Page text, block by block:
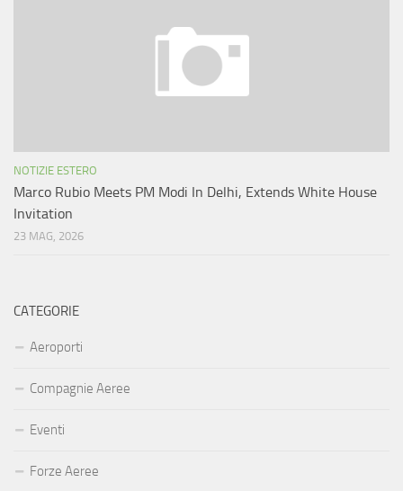
NOTIZIE ESTERO
Marco Rubio Meets PM Modi In Delhi, Extends White House
Invitation
23 MAG, 2026
CATEGORIE
Aeroporti
Compagnie Aeree
Eventi
Forze Aeree